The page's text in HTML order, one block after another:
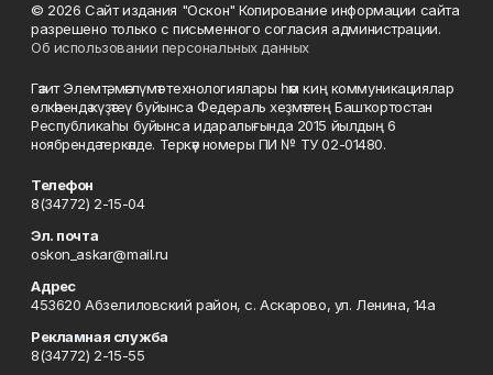
© 2026 Сайт издания "Оскон" Копирование информации сайта
разрешено только с письменного согласия администрации.
Об использовании персональных данных
Гәзит Элемтә, мәғлүмәт технологиялары һәм киң коммуникациялар
өлкәһендә күҙәтеү буйынса Федераль хеҙмәттең Башҡортостан
Республикаһы буйынса идаралығында 2015 йылдың 6
ноябрендә теркәлде. Теркәү номеры ПИ № ТУ 02-01480.
Телефон
8(34772) 2-15-04
Эл. почта
oskon_askar@mail.ru
Адрес
453620 Абзелиловский район, с. Аскарово, ул. Ленина, 14а
Рекламная служба
8(34772) 2-15-55